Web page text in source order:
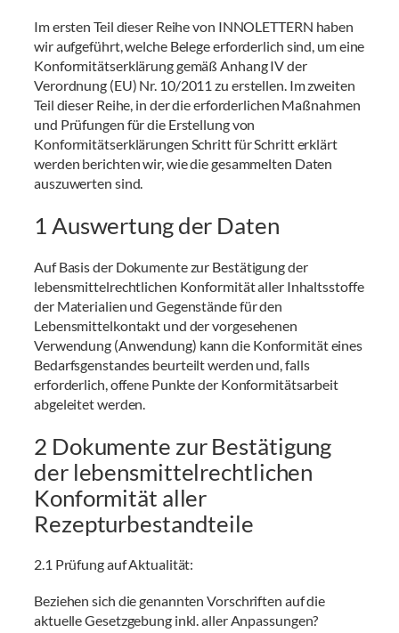
Im ersten Teil dieser Reihe von INNOLETTERN haben
wir aufgeführt, welche Belege erforderlich sind, um eine
Konformitätserklärung gemäß Anhang IV der
Verordnung (EU) Nr. 10/2011 zu erstellen. Im zweiten
Teil dieser Reihe, in der die erforderlichen Maßnahmen
und Prüfungen für die Erstellung von
Konformitätserklärungen Schritt für Schritt erklärt
werden berichten wir, wie die gesammelten Daten
auszuwerten sind.
1 Auswertung der Daten
Auf Basis der Dokumente zur Bestätigung der
lebensmittelrechtlichen Konformität aller Inhaltsstoffe
der Materialien und Gegenstände für den
Lebensmittelkontakt und der vorgesehenen
Verwendung (Anwendung) kann die Konformität eines
Bedarfsgenstandes beurteilt werden und, falls
erforderlich, offene Punkte der Konformitätsarbeit
abgeleitet werden.
2 Dokumente zur Bestätigung
der lebensmittelrechtlichen
Konformität aller
Rezepturbestandteile
2.1 Prüfung auf Aktualität:
Beziehen sich die genannten Vorschriften auf die
aktuelle Gesetzgebung inkl. aller Anpassungen?